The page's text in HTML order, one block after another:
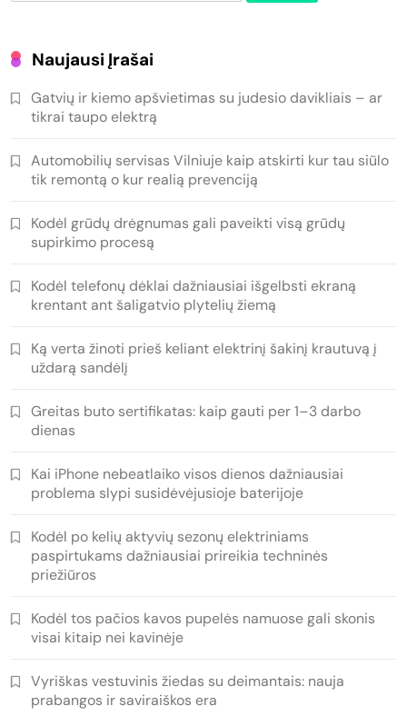
Naujausi Įrašai
Gatvių ir kiemo apšvietimas su judesio davikliais – ar
tikrai taupo elektrą
Automobilių servisas Vilniuje kaip atskirti kur tau siūlo
tik remontą o kur realią prevenciją
Kodėl grūdų drėgnumas gali paveikti visą grūdų
supirkimo procesą
Kodėl telefonų dėklai dažniausiai išgelbsti ekraną
krentant ant šaligatvio plytelių žiemą
Ką verta žinoti prieš keliant elektrinį šakinį krautuvą į
uždarą sandėlį
Greitas buto sertifikatas: kaip gauti per 1–3 darbo
dienas
Kai iPhone nebeatlaiko visos dienos dažniausiai
problema slypi susidėvėjusioje baterijoje
Kodėl po kelių aktyvių sezonų elektriniams
paspirtukams dažniausiai prireikia techninės
priežiūros
Kodėl tos pačios kavos pupelės namuose gali skonis
visai kitaip nei kavinėje
Vyriškas vestuvinis žiedas su deimantais: nauja
prabangos ir saviraiškos era